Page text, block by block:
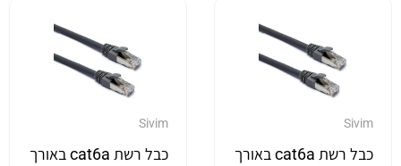
Sivim
כבל רשת cat6a באורך
Sivim
כבל רשת cat6a באורך